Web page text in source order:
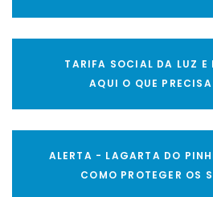
TARIFA SOCIAL DA LUZ
AQUI O QUE PRECISA
ALERTA - LAGARTA DO
COMO PROTEGER OS